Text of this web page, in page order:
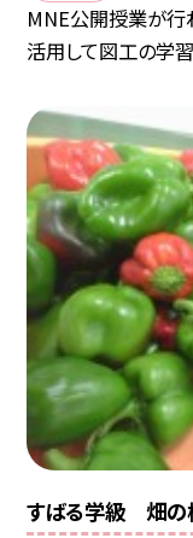
MNE公開授業が行
活用して図工の学
すばる学級 畑の